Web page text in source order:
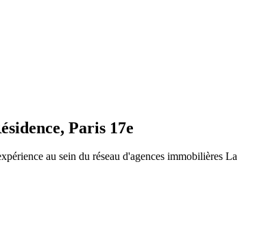
Paris 17e
au sein du réseau d'agences immobilières La